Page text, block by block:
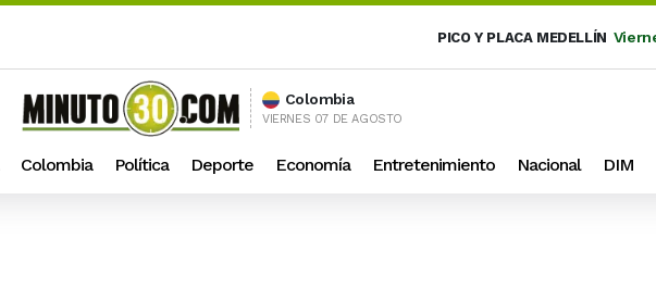
PICO Y PLACA MEDELLÍN
Colombia
VIERNES 07 DE AGOSTO
Colombia Política Deporte Economía Entretenimiento Nacional DIM